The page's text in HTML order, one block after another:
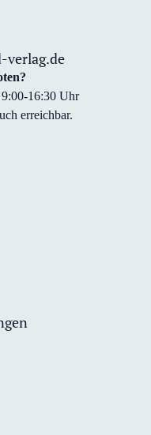
verlag.de
9:00-16:30 Uhr
erreichbar.